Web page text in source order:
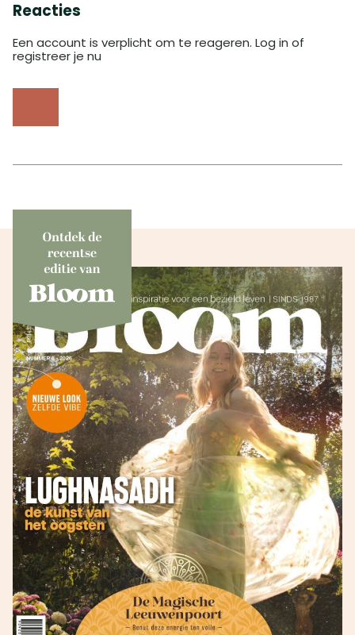
Reacties
Een account is verplicht om te reageren. Log in of
registreer je nu